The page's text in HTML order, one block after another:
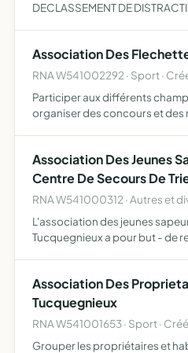
DECLASSEMENT DE
Association Des
RNA W541002292 · Sport ·
Participer aux différents
organiser des concours et
Association Des Jeunes
Centre De Secours De
RNA W541000312 · Autres et
L'association des jeunes
Tucquegnieux a pour but - de
théorique en…
Association Des
Tucquegnieux
RNA W541001653 · Sport ·
Grouper les propriétaires et